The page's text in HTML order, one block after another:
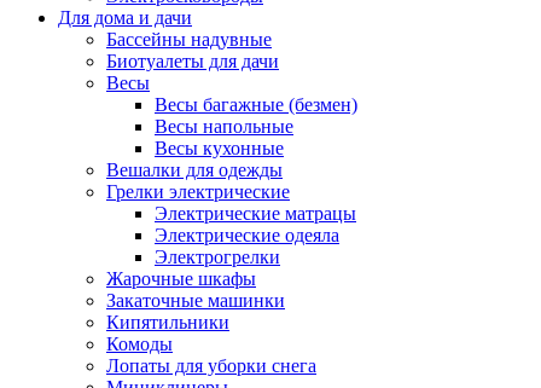
Для дома и дачи
Бассейны надувные
Биотуалеты для дачи
Весы
Весы багажные (безмен)
Весы напольные
Весы кухонные
Вешалки для одежды
Грелки электрические
Электрические матрацы
Электрические одеяла
Электрогрелки
Жарочные шкафы
Закаточные машинки
Кипятильники
Комоды
Лопаты для уборки снега